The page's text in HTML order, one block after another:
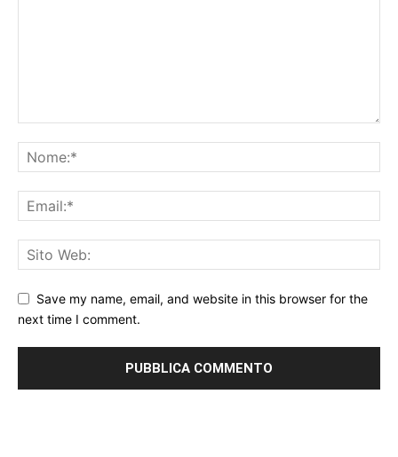
Save my name, email, and website in this browser for the
next time I comment.